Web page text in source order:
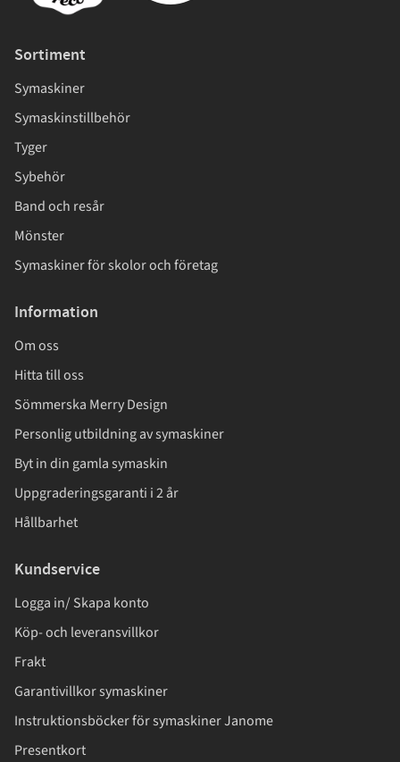
Sortiment
Symaskiner
Symaskinstillbehör
Tyger
Sybehör
Band och resår
Mönster
Symaskiner för skolor och företag
Information
Om oss
Hitta till oss
Sömmerska Merry Design
Personlig utbildning av symaskiner
Byt in din gamla symaskin
Uppgraderingsgaranti i 2 år
Hållbarhet
Kundservice
Logga in/ Skapa konto
Köp- och leveransvillkor
Frakt
Garantivillkor symaskiner
Instruktionsböcker för symaskiner Janome
Presentkort